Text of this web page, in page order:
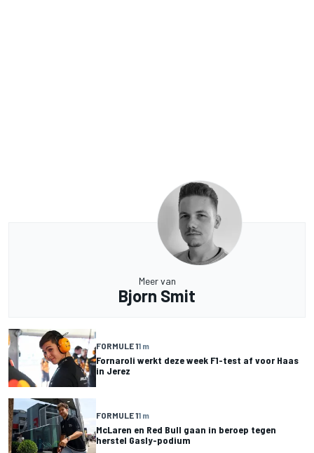
Meer van
Bjorn Smit
FORMULE 11 m
Fornaroli werkt deze week F1-test af voor Haas
in Jerez
FORMULE 11 m
McLaren en Red Bull gaan in beroep tegen
herstel Gasly-podium